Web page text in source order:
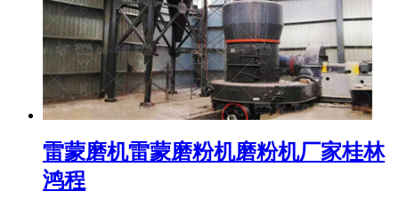
雷蒙磨机雷蒙磨粉机磨粉机厂家桂林
鸿程